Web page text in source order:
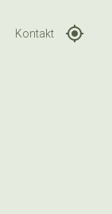
Kontakt gps_fixed